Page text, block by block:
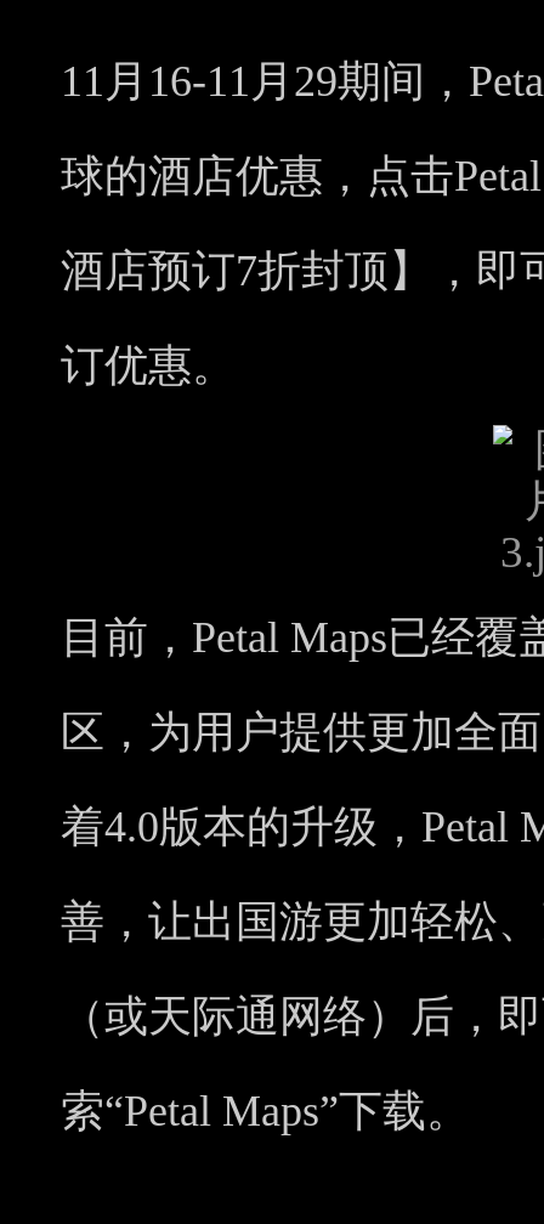
11月16-11月29期间，
球的酒店优惠，点击
酒店预订7折封顶】，即
订优惠。
目前，Petal Maps已经
区，为用户提供更加全
着4.0版本的升级，Petal
善，让出国游更加轻松
（或天际通网络）后，
索“Petal Maps”下载。